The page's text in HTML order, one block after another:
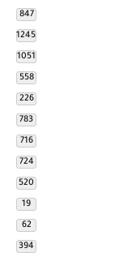
847
1245
1051
558
226
783
716
724
520
19
62
394